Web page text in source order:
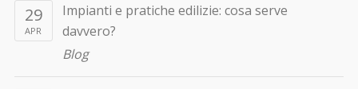
29
APR
Impianti e pratiche edilizie: cosa serve
davvero?
Blog